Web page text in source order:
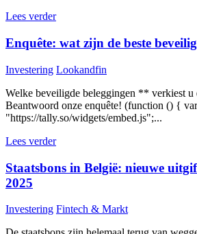
Lees verder
Enquête: wat zijn de beste
Investering Lookandfin
Welke beveiligde beleggingen ** verkiest u
Beantwoord onze enquête! (function () {
"https://tally.so/widgets/embed.js";...
Lees verder
Staatsbons in België: nieuwe
2025
Investering Fintech & Markt